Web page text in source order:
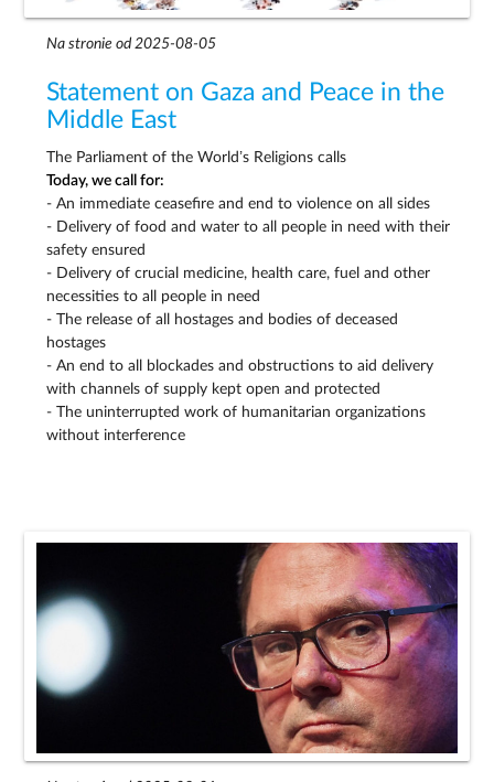
Na stronie od 2025-08-05
Statement on Gaza and Peace in the
Middle East
The Parliament of the World’s Religions calls
Today, we call for:
- An immediate ceasefire and end to violence on all sides
- Delivery of food and water to all people in need with their
safety ensured
- Delivery of crucial medicine, health care, fuel and other
necessities to all people in need
- The release of all hostages and bodies of deceased
hostages
- An end to all blockades and obstructions to aid delivery
with channels of supply kept open and protected
- The uninterrupted work of humanitarian organizations
without interference